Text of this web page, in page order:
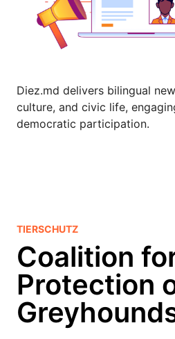
Diez.md delivers bilingual
culture, and civic life,
democratic participation.
TIERSCHUTZ
Coalition
Protection